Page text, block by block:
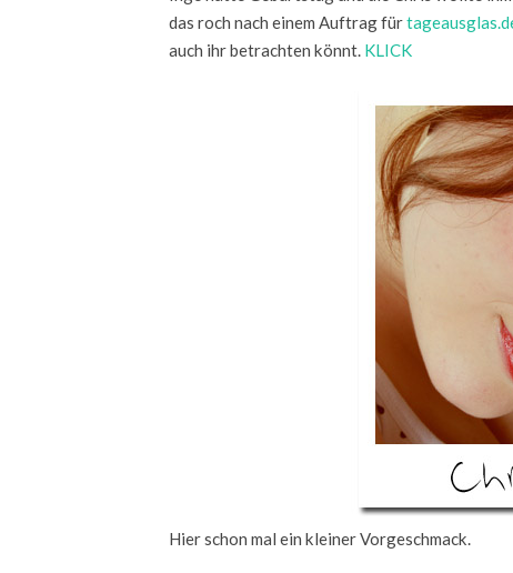
das roch nach einem Auftrag für
auch ihr betrachten könnt. KLICK
Hier schon mal ein kleiner Vorgeschmack.